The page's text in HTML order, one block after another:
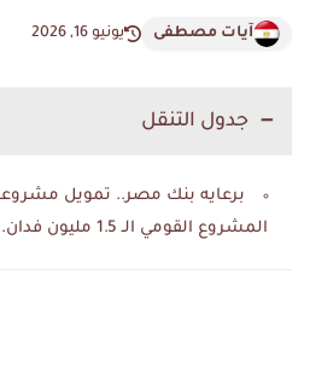
آيات مصطفى يونيو 16, 2026
جدول التنقل
برعايه بنك مصر.. تمويل
المشروع القومي الـ 1.5 مليون فدان..